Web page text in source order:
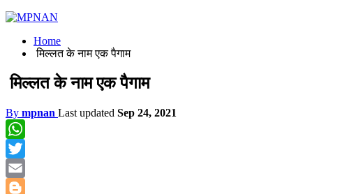
Home
मिल्लत के नाम एक पैगाम
मिल्लत के नाम एक पैगाम
By mpnan Last updated Sep 24, 2021
WhatsApp
Twitter
Email